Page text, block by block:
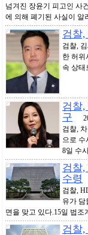
넘겨진 장윤기 피고인 사
에 의해 폐기된 사실이 알
검찰,
검찰,
한 허위
속 상태
검찰
구
검찰,
으로 수
8일 수
검찰
수령
검찰,
유가 담
면을 맞고 있다.15일 법
검찰,